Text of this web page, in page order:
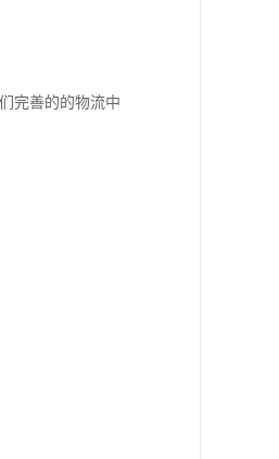
完善的的物流中